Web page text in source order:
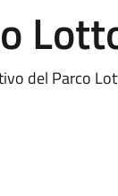
del Parco